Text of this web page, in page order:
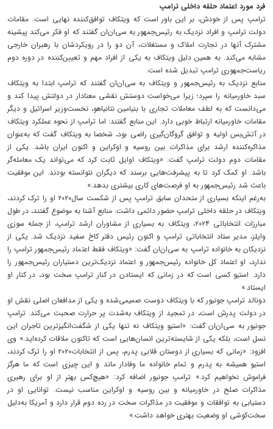
فرد مورد اعتماد حلقه داخلی ترامپ
ترامپ پس از خودش، بر این باور است که ویتکاف توافق‌کننده نهایی است. مقامات
دولت ترامپ و افراد نزدیک به رئیس‌جمهور به سی‌ان‌ان گفتند که او فکر می‌کند پیشینه
مشترک آنها در تجارت املاک و مستغلات، آن دو را در رویکردشان با رهبران خارجی
مشابه می‌کند. به همین دلیل ویتکاف به یکی از افراد مهم و تعیین‌کننده در دوره دوم
ریاست‌جمهوری ترامپ تبدیل شده است.
منابع نزدیک به رئیس‌جمهور و ویتکاف به سی‌ان‌ان گفتند که ترامپ ابتدا به ویتکاف
سبد خاورمیانه را سپرد؛ زیرا می‌خواست دوستش نقشی معنادار در دولتش پیدا کند و
می‌دانست که به لطف معاملات تجاری با بنیامین نتانیاهو، نخست‌وزیر اسرائیل و دیگر
مقامات خاورمیانه ارتباط خوبی دارد. این منابع گفتند: اما ترامپ از نحوه عملکرد ویتکاف
در آتش‌بس اولیه و توافق گروگان‌گیری راضی بود، شخصا به ویتکاف گفت که به‌عنوان
مذاکره‌کننده ارشد برای مذاکرات بین روسیه و اوکراین و اکنون ایران باشد. یکی از
مقامات دوم دولت ترامپ گفت: «ویتکاف اوایل ثابت کرد که می‌تواند یک معامله‌گر
باشد. او کمک کرد تا به پیشرفت‌هایی برسند که دیگران نتوانسته بودند. این موفقیت
باعث شد رئیس‌جمهور به او فرصت‌های کاری بیشتری بدهد.»
به‌رغم اینکه بسیاری از متحدان سابق ترامپ پس از شکست سال۲۰۲۰ او را ترک کردند،
ویتکاف در حلقه داخلی ترامپ حضور دائمی داشت. منابع آشنا به موضوع گفتند، در طول
مبارزات انتخاباتی ۲۰۲۴، ویتکاف به بسیاری از مشاوران ارشد ترامپ، از جمله سوزی
وایلز، مدیر ستاد انتخاباتی ترامپ و اکنون رئیس دفتر کاخ سفید نزدیک شد. یکی از
نزدیکان به خانواده ترامپ به سی‌ان‌ان گفت: «ویتکاف فقط اعتماد رئیس‌جمهور ترامپ را
ندارد، او اعتماد کل خانواده رئیس‌جمهور و اعتماد نزدیک‌ترین دستیاران رئیس‌جمهور را
دارد. استیو کسی است که در زمانی که ایستادن در کنار ترامپ سخت بود، در کنار او
ایستاد.»
دونالد ترامپ جونیور که با ویتکاف دوست صمیمی‌شده و یکی از مدافعان اصلی نقش او
در دولت پدرش است، در تمجید از ویتکاف به‌شدت پر حرارت صحبت می‌کند. ترامپ
جونیور به سی‌ان‌ان گفت: «استیو ویتکاف نه تنها یکی از شگفت‌انگیزترین تاجران این
نسل است، بلکه یکی از شایسته‌ترین انسان‌هایی است که تاکنون ملاقات کرده‌اید.» وی
افزود: «زمانی که بسیاری از دوستان قلابی پدرم، پس از انتخابات۲۰۲۰ او را ترک کردند،
استیو همیشه به پدرم و تمام خانواده ما وفادار ماند و این چیزی است که ما هرگز
فراموش نخواهیم کرد.» ترامپ جونیور اضافه کرد: «هیچ‌کس بهتر از او برای رهبری
مذاکرات صلح در خاورمیانه و بین روسیه و اوکراین مناسب نیست. توانایی او در
دستیابی به توافقات و موفقیت در مذاکرات سخت در رده دوم قرار دارد و آمریکا به‌دلیل
سخت‌کوشی او وضعیت بهتری خواهد داشت.»